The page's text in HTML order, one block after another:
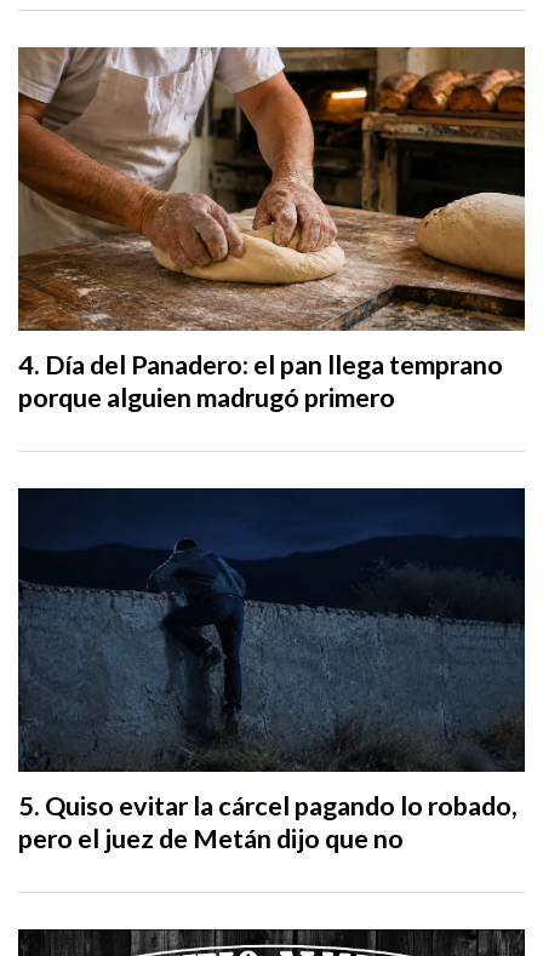
Día del Panadero: el pan llega temprano
porque alguien madrugó primero
Quiso evitar la cárcel pagando lo robado,
pero el juez de Metán dijo que no